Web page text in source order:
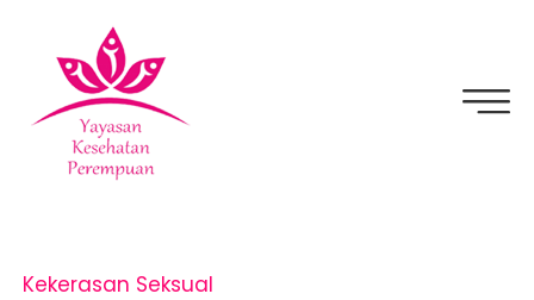
content
Kekerasan Seksual